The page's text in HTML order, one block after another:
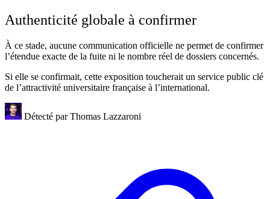
Authenticité globale à confirmer
À ce stade, aucune communication officielle ne permet de confirmer
l’étendue exacte de la fuite ni le nombre réel de dossiers concernés.
Si elle se confirmait, cette exposition toucherait un service public clé
de l’attractivité universitaire française à l’international.
Détecté parThomas Lazzaroni